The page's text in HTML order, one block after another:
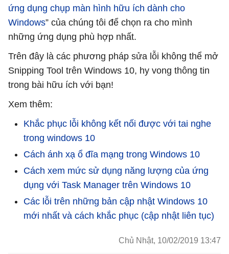
ứng dụng chụp màn hình hữu ích dành cho
Windows” của chúng tôi để chọn ra cho mình
những ứng dụng phù hợp nhất.
Trên đây là các phương pháp sửa lỗi không thể mở
Snipping Tool trên Windows 10, hy vong thông tin
trong bài hữu ích với bạn!
Xem thêm:
Khắc phục lỗi không kết nối được với tai nghe
trong windows 10
Cách ánh xạ ổ đĩa mạng trong Windows 10
Cách xem mức sử dụng năng lượng của ứng
dụng với Task Manager trên Windows 10
Các lỗi trên những bản cập nhật Windows 10
mới nhất và cách khắc phục (cập nhật liên tục)
Chủ Nhật, 10/02/2019 13:47